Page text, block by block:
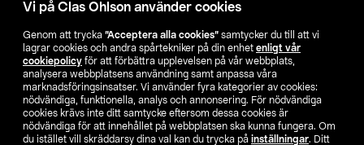
Vi på Clas Ohlson använder cookies
Genom att trycka ”Acceptera alla cookies” samtycker du till att vi
lagrar cookies och andra spårtekniker på din enhet enligt vår
cookiepolicy för att förbättra upplevelsen på vår webbplats,
analysera webbplatsens användning samt anpassa våra
marknadsföringsinsatser. Vi använder fyra kategorier av cookies:
nödvändiga, funktionella, analys och annonsering. För nödvändiga
cookies krävs inte ditt samtycke eftersom dessa cookies är
nödvändiga för att innehållet på webbplatsen ska kunna fungera. Om
du istället vill skräddarsy dina val kan du trycka på inställningar. Ditt
Hitta butik
SE NO FI